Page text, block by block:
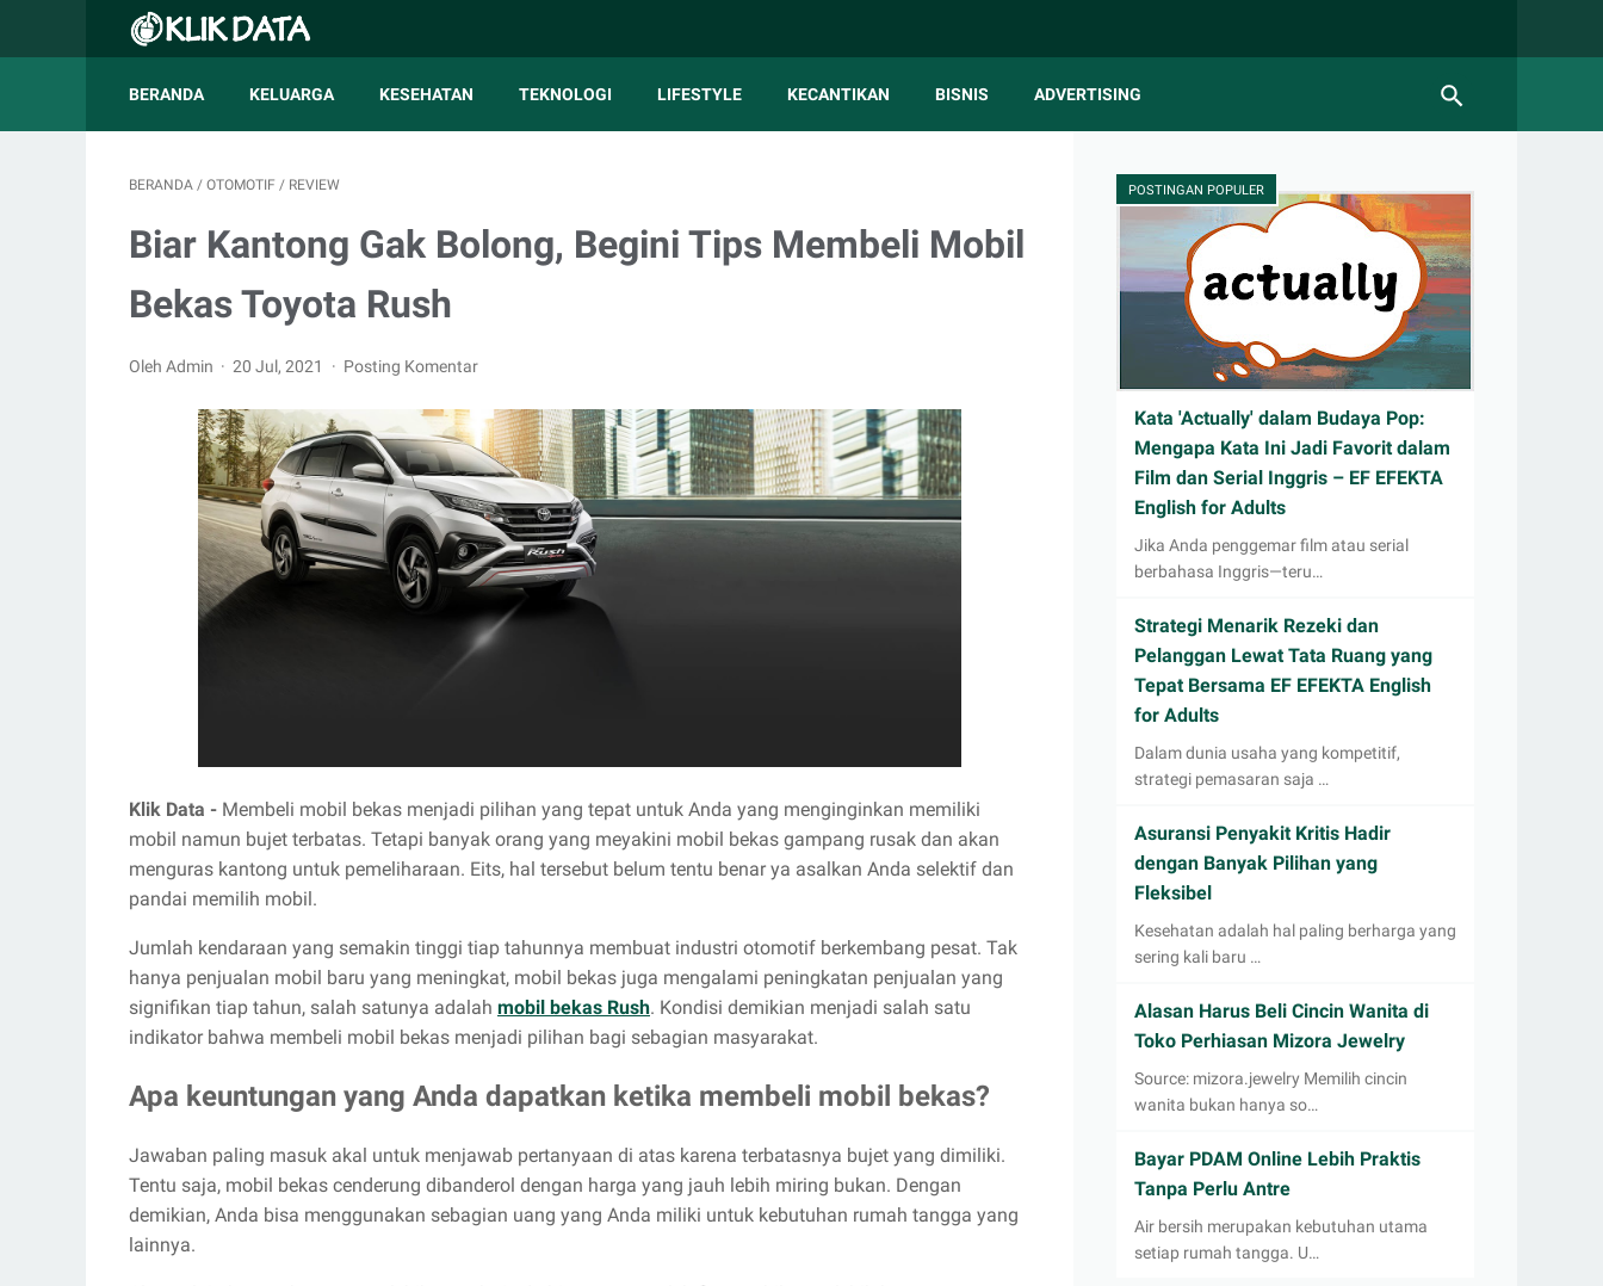
BERANDA KELUARGA KESEHATAN TEKNOLOGI LIFESTYLE KECANTIKAN BISNIS ADVERTISING
BERANDA / OTOMOTIF / REVIEW
Biar Kantong Gak Bolong, Begini Tips Membeli Mobil
Bekas Toyota Rush
Oleh Admin 20 Jul, 2021 Posting Komentar
Klik Data - Membeli mobil bekas menjadi pilihan yang tepat untuk Anda yang menginginkan memiliki
mobil namun bujet terbatas. Tetapi banyak orang yang meyakini mobil bekas gampang rusak dan akan
menguras kantong untuk pemeliharaan. Eits, hal tersebut belum tentu benar ya asalkan Anda selektif dan
pandai memilih mobil.
Jumlah kendaraan yang semakin tinggi tiap tahunnya membuat industri otomotif berkembang pesat. Tak
hanya penjualan mobil baru yang meningkat, mobil bekas juga mengalami peningkatan penjualan yang
signifikan tiap tahun, salah satunya adalah mobil bekas Rush. Kondisi demikian menjadi salah satu
indikator bahwa membeli mobil bekas menjadi pilihan bagi sebagian masyarakat.
Apa keuntungan yang Anda dapatkan ketika membeli mobil bekas?
Jawaban paling masuk akal untuk menjawab pertanyaan di atas karena terbatasnya bujet yang dimiliki.
Tentu saja, mobil bekas cenderung dibanderol dengan harga yang jauh lebih miring bukan. Dengan
demikian, Anda bisa menggunakan sebagian uang yang Anda miliki untuk kebutuhan rumah tangga yang
lainnya.
POSTINGAN POPULER
Kata 'Actually' dalam Budaya Pop:
Mengapa Kata Ini Jadi Favorit dalam
Film dan Serial Inggris – EF EFEKTA
English for Adults
Jika Anda penggemar film atau serial
berbahasa Inggris—teru…
Strategi Menarik Rezeki dan
Pelanggan Lewat Tata Ruang yang
Tepat Bersama EF EFEKTA English
for Adults
Dalam dunia usaha yang kompetitif,
strategi pemasaran saja …
Asuransi Penyakit Kritis Hadir
dengan Banyak Pilihan yang
Fleksibel
Kesehatan adalah hal paling berharga yang
sering kali baru …
Alasan Harus Beli Cincin Wanita di
Toko Perhiasan Mizora Jewelry
Source: mizora.jewelry Memilih cincin
wanita bukan hanya so…
Bayar PDAM Online Lebih Praktis
Tanpa Perlu Antre
Air bersih merupakan kebutuhan utama
setiap rumah tangga. U…